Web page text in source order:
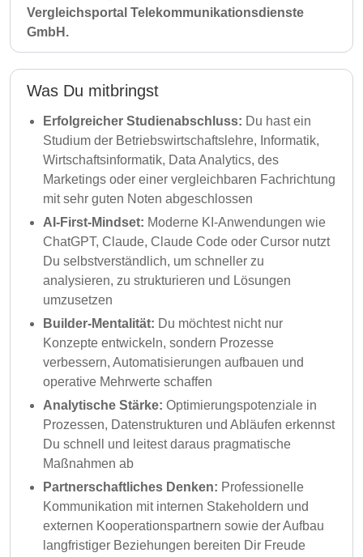
Vergleichsportal Telekommunikationsdienste
GmbH.
Was Du mitbringst
Erfolgreicher Studienabschluss: Du hast ein
Studium der Betriebswirtschaftslehre, Informatik,
Wirtschaftsinformatik, Data Analytics, des
Marketings oder einer vergleichbaren Fachrichtung
mit sehr guten Noten abgeschlossen
AI-First-Mindset: Moderne KI-Anwendungen wie
ChatGPT, Claude, Claude Code oder Cursor nutzt
Du selbstverständlich, um schneller zu
analysieren, zu strukturieren und Lösungen
umzusetzen
Builder-Mentalität: Du möchtest nicht nur
Konzepte entwickeln, sondern Prozesse
verbessern, Automatisierungen aufbauen und
operative Mehrwerte schaffen
Analytische Stärke: Optimierungspotenziale in
Prozessen, Datenstrukturen und Abläufen erkennst
Du schnell und leitest daraus pragmatische
Maßnahmen ab
Partnerschaftliches Denken: Professionelle
Kommunikation mit internen Stakeholdern und
externen Kooperationspartnern sowie der Aufbau
langfristiger Beziehungen bereiten Dir Freude